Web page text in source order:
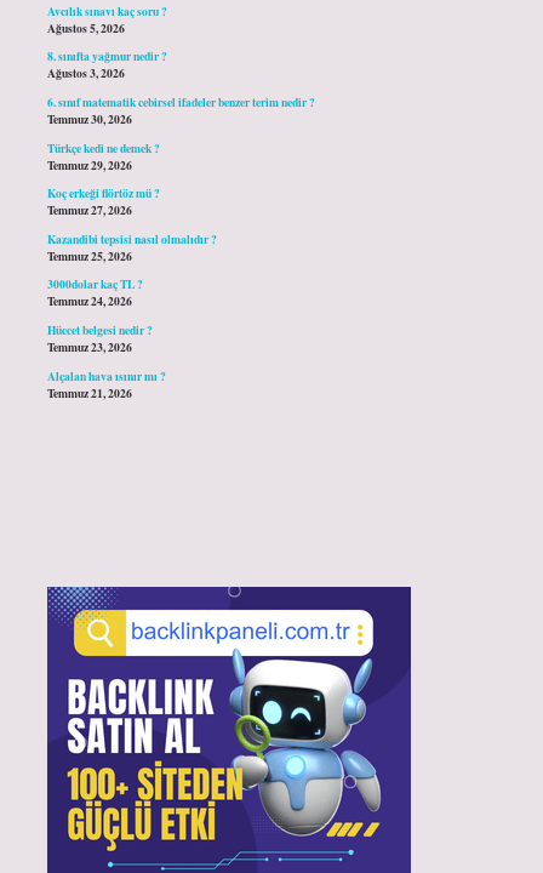
Avcılık sınavı kaç soru ?
Ağustos 5, 2026
8. sınıfta yağmur nedir ?
Ağustos 3, 2026
6. sınıf matematik cebirsel ifadeler benzer terim nedir ?
Temmuz 30, 2026
Türkçe kedi ne demek ?
Temmuz 29, 2026
Koç erkeği flörtöz mü ?
Temmuz 27, 2026
Kazandibi tepsisi nasıl olmalıdır ?
Temmuz 25, 2026
3000dolar kaç TL ?
Temmuz 24, 2026
Hüccet belgesi nedir ?
Temmuz 23, 2026
Alçalan hava ısınır mı ?
Temmuz 21, 2026